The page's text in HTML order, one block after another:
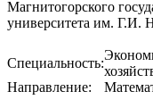
Магнитогорского
университета им. Г.И.
Специальность:
Направление: